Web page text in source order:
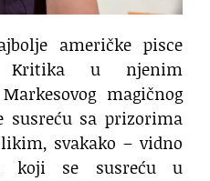
američke pisce
Kritika u njenim
magičnog
susreću sa prizorima
svakako – vidno
koji se susreću u